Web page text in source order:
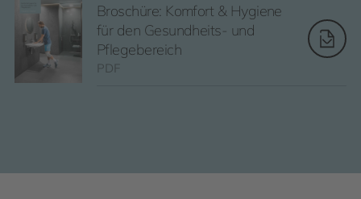
Broschüre: Komfort & Hygiene
für den Gesundheits- und
Pflegebereich
PDF